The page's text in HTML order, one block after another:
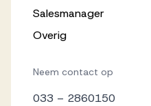
Salesmanager
Overig
Neem contact op
033 – 2860150